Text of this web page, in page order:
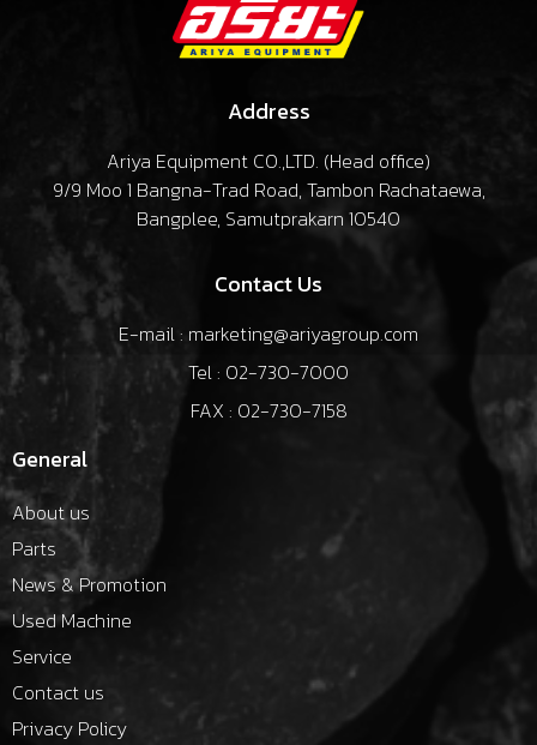
Address
Ariya Equipment CO.,LTD. (Head office)
9/9 Moo 1 Bangna-Trad Road, Tambon Rachataewa,
Bangplee, Samutprakarn 10540
Contact Us
E-mail : marketing@ariyagroup.com
Tel : 02-730-7000
FAX : 02-730-7158
General
About us
Parts
News & Promotion
Used Machine
Service
Contact us
Privacy Policy